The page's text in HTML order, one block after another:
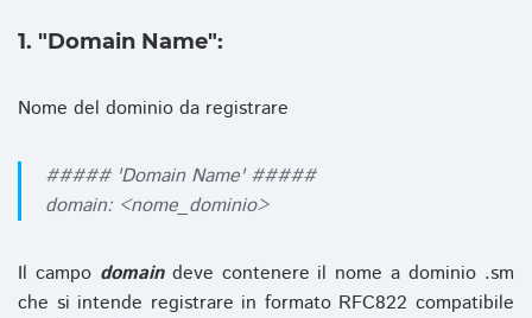
1. "Domain Name":
Nome del dominio da registrare
##### 'Domain Name' #####
domain: <nome_dominio>
Il campo domaindeve contenere il nome a dominio .sm
che si intende registrare in formato RFC822 compatibile